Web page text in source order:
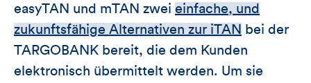
easyTAN und mTAN zwei einfache, und
zukunftsfähige Alternativen zur iTAN bei der
TARGOBANK bereit, die dem Kunden
elektronisch übermittelt werden. Um sie